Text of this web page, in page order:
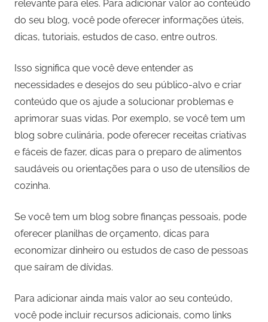
relevante para eles. Para adicionar valor ao conteúdo
do seu blog, você pode oferecer informações úteis,
dicas, tutoriais, estudos de caso, entre outros.
Isso significa que você deve entender as
necessidades e desejos do seu público-alvo e criar
conteúdo que os ajude a solucionar problemas e
aprimorar suas vidas. Por exemplo, se você tem um
blog sobre culinária, pode oferecer receitas criativas
e fáceis de fazer, dicas para o preparo de alimentos
saudáveis ou orientações para o uso de utensílios de
cozinha.
Se você tem um blog sobre finanças pessoais, pode
oferecer planilhas de orçamento, dicas para
economizar dinheiro ou estudos de caso de pessoas
que saíram de dívidas.
Para adicionar ainda mais valor ao seu conteúdo,
você pode incluir recursos adicionais, como links